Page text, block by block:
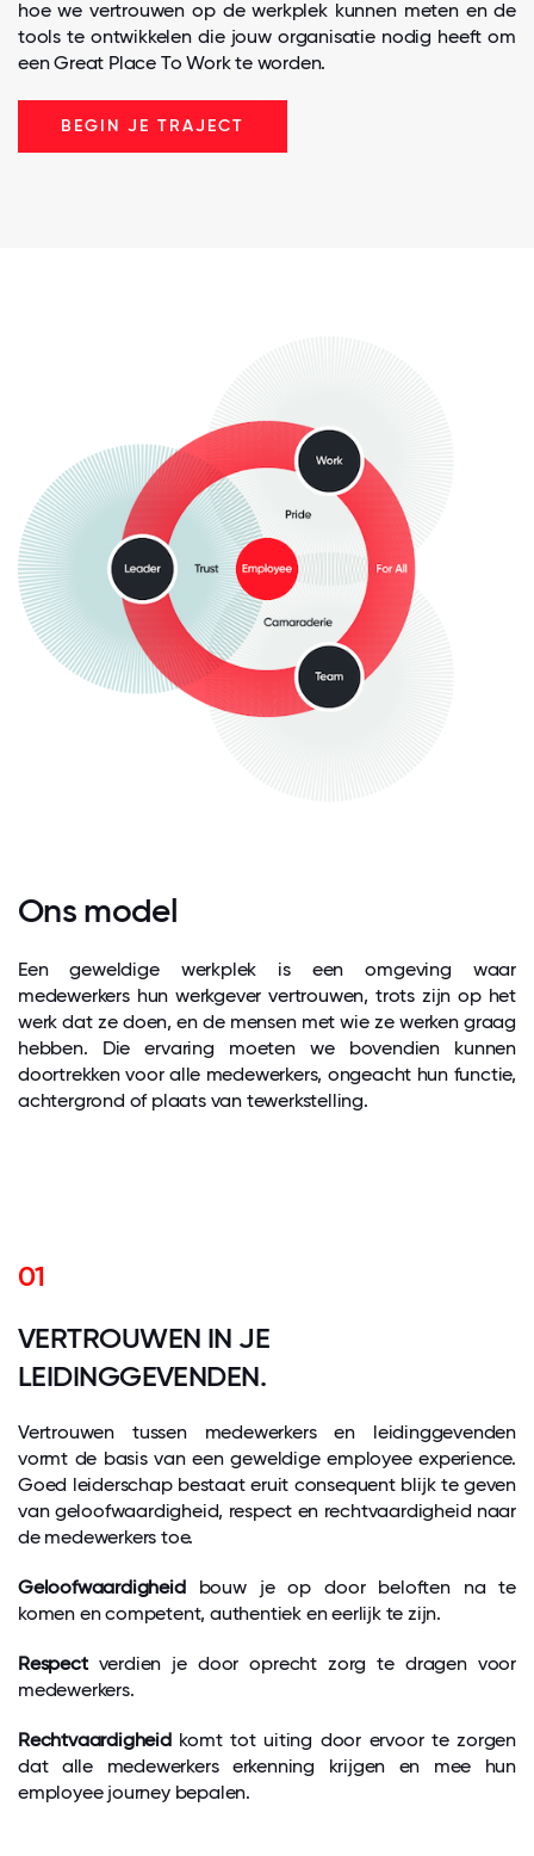
hoe we vertrouwen op de werkplek kunnen meten en de
tools te ontwikkelen die jouw organisatie nodig heeft om
een Great Place To Work te worden.
BEGIN JE TRAJECT
Ons model
Een geweldige werkplek is een omgeving waar
medewerkers hun werkgever vertrouwen, trots zijn op het
werk dat ze doen, en de mensen met wie ze werken graag
hebben. Die ervaring moeten we bovendien kunnen
doortrekken voor alle medewerkers, ongeacht hun functie,
achtergrond of plaats van tewerkstelling.
01
VERTROUWEN IN JE
LEIDINGGEVENDEN.
Vertrouwen tussen medewerkers en leidinggevenden
vormt de basis van een geweldige employee experience.
Goed leiderschap bestaat eruit consequent blijk te geven
van geloofwaardigheid, respect en rechtvaardigheid naar
de medewerkers toe.
Geloofwaardigheidbouw je op door beloften na te
komen en competent, authentiek en eerlijk te zijn.
Respectverdien je door oprecht zorg te dragen voor
medewerkers.
Rechtvaardigheidkomt tot uiting door ervoor te zorgen
dat alle medewerkers erkenning krijgen en mee hun
employee journey bepalen.